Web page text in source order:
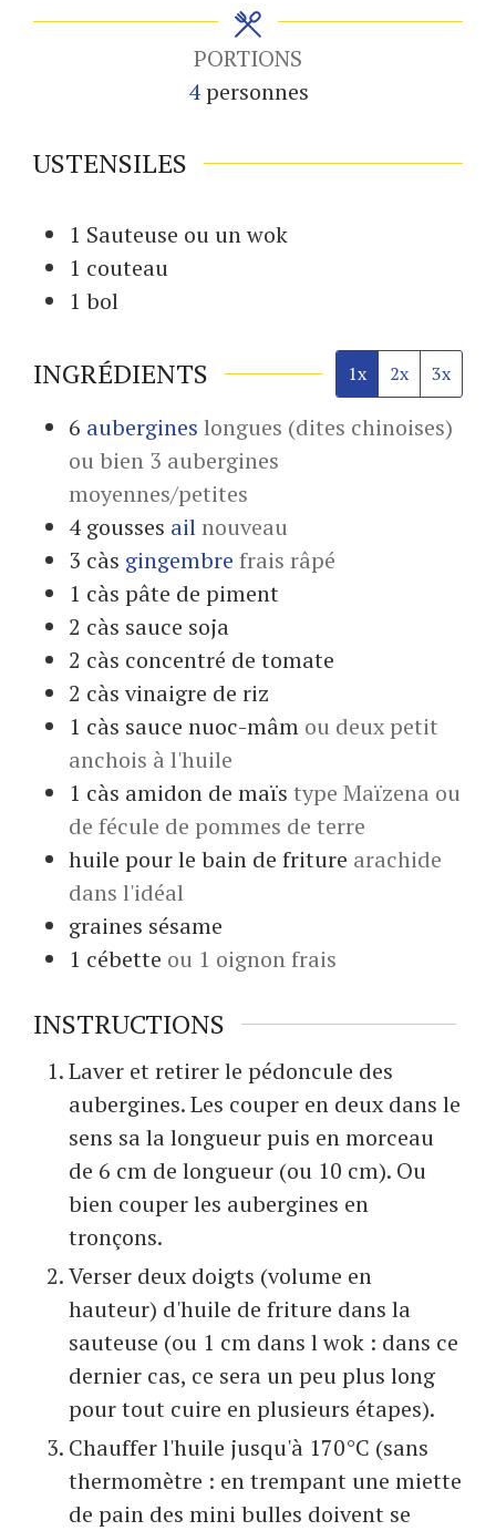
PORTIONS
4 personnes
USTENSILES
1 Sauteuse ou un wok
1 couteau
1 bol
INGRÉDIENTS 1x 2x 3x
6 aubergines longues (dites chinoises)
ou bien 3 aubergines
moyennes/petites
4 gousses ailnouveau
3 càs gingembre frais râpé
1 càs pâte de piment
2 càs sauce soja
2 càs concentré de tomate
2 càs vinaigre de riz
1 càs sauce nuoc-mâm ou deux petit
anchois à l'huile
1 càs amidon de maïs type Maïzena ou
de fécule de pommes de terre
huile pour le bain de friture arachide
dans l'idéal
graines sésame
1 cébette ou 1 oignon frais
INSTRUCTIONS
Laver et retirer le pédoncule des
aubergines. Les couper en deux dans le
sens sa la longueur puis en morceau
de 6 cm de longueur (ou 10 cm). Ou
bien couper les aubergines en
tronçons.
Verser deux doigts (volume en
hauteur) d'huile de friture dans la
sauteuse (ou 1 cm dans l wok : dans ce
dernier cas, ce sera un peu plus long
pour tout cuire en plusieurs étapes).
Chauffer l'huile jusqu'à 170°C (sans
thermomètre : en trempant une miette
de pain des mini bulles doivent se